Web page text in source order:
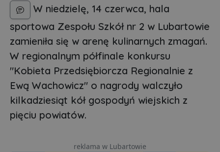
W niedzielę, 14 czerwca, hala
sportowa Zespołu Szkół nr 2 w Lubartowie
zamieniła się w arenę kulinarnych zmagań.
W regionalnym półfinale konkursu
"Kobieta Przedsiębiorcza Regionalnie z
Ewą Wachowicz" o nagrody walczyło
kilkadziesiąt kół gospodyń wiejskich z
pięciu powiatów.
reklama w Lubartowie